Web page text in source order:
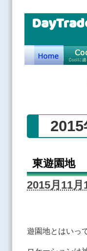
東遊園地
2015月11月
遊園地とはいっ